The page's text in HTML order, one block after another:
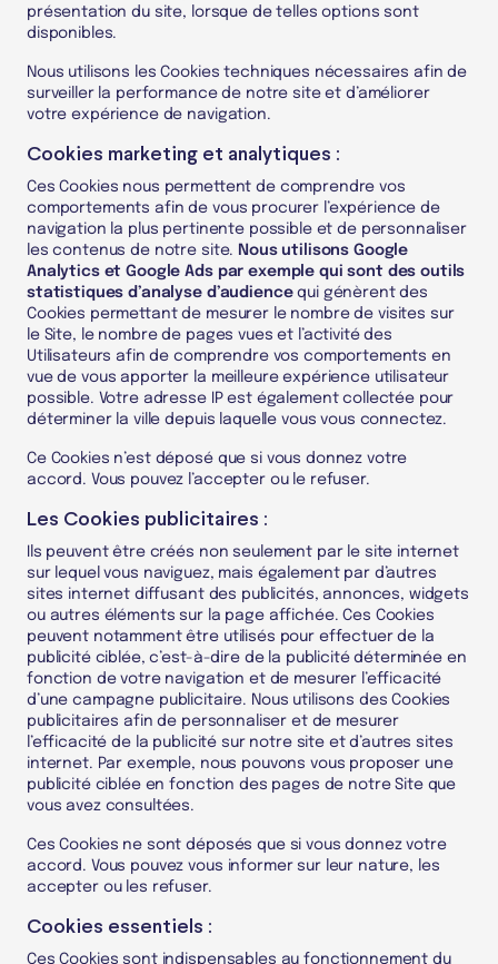
présentation du site, lorsque de telles options sont
disponibles.
Nous utilisons les Cookies techniques nécessaires afin de
surveiller la performance de notre site et d’améliorer
votre expérience de navigation.
Cookies marketing et analytiques :
Ces Cookies nous permettent de comprendre vos
comportements afin de vous procurer l’expérience de
navigation la plus pertinente possible et de personnaliser
les contenus de notre site. Nous utilisons Google
Analytics et Google Ads par exemple qui sont des outils
statistiques d’analyse d’audiencequi génèrent des
Cookies permettant de mesurer le nombre de visites sur
le Site, le nombre de pages vues et l’activité des
Utilisateurs afin de comprendre vos comportements en
vue de vous apporter la meilleure expérience utilisateur
possible. Votre adresse IP est également collectée pour
déterminer la ville depuis laquelle vous vous connectez.
Ce Cookies n’est déposé que si vous donnez votre
accord. Vous pouvez l’accepter ou le refuser.
Les Cookies publicitaires :
Ils peuvent être créés non seulement par le site internet
sur lequel vous naviguez, mais également par d’autres
sites internet diffusant des publicités, annonces, widgets
ou autres éléments sur la page affichée. Ces Cookies
peuvent notamment être utilisés pour effectuer de la
publicité ciblée, c’est-à-dire de la publicité déterminée en
fonction de votre navigation et de mesurer l’efficacité
d’une campagne publicitaire. Nous utilisons des Cookies
publicitaires afin de personnaliser et de mesurer
l’efficacité de la publicité sur notre site et d’autres sites
internet. Par exemple, nous pouvons vous proposer une
publicité ciblée en fonction des pages de notre Site que
vous avez consultées.
Ces Cookies ne sont déposés que si vous donnez votre
accord. Vous pouvez vous informer sur leur nature, les
accepter ou les refuser.
Cookies essentiels :
Ces Cookies sont indispensables au fonctionnement du